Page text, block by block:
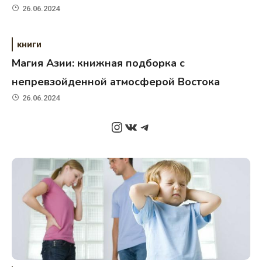
26.06.2024
книги
Магия Азии: книжная подборка с
непревзойденной атмосферой Востока
26.06.2024
Instagram
ВКонтакте
Telegram